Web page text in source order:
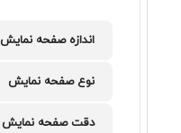
اندازه صفحه نمایش
نوع صفحه نمایش
دقت صفحه نمایش